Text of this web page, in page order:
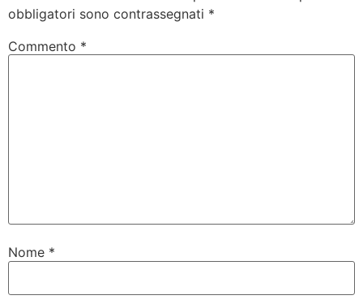
obbligatori sono contrassegnati *
Commento *
Nome *